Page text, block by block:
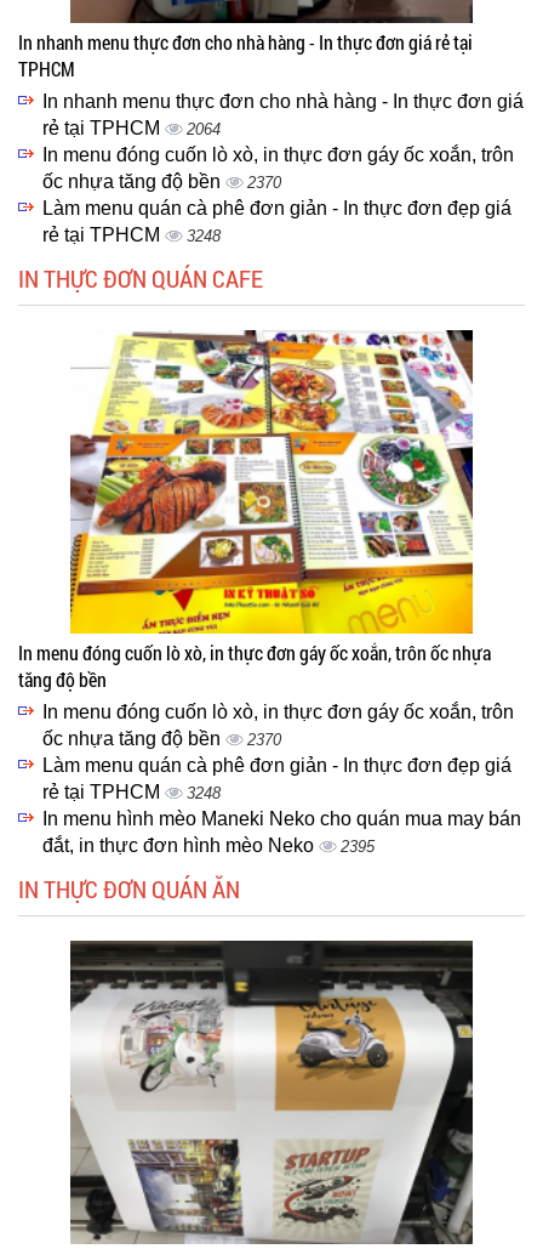
In nhanh menu thực đơn cho nhà hàng - In thực đơn giá rẻ tại
TPHCM
In nhanh menu thực đơn cho nhà hàng - In thực đơn giá
rẻ tại TPHCM
2064
In menu đóng cuốn lò xò, in thực đơn gáy ốc xoắn, trôn
ốc nhựa tăng độ bền
2370
Làm menu quán cà phê đơn giản - In thực đơn đẹp giá
rẻ tại TPHCM
3248
IN THỰC ĐƠN QUÁN CAFE
In menu đóng cuốn lò xò, in thực đơn gáy ốc xoắn, trôn ốc nhựa
tăng độ bền
In menu đóng cuốn lò xò, in thực đơn gáy ốc xoắn, trôn
ốc nhựa tăng độ bền
2370
Làm menu quán cà phê đơn giản - In thực đơn đẹp giá
rẻ tại TPHCM
3248
In menu hình mèo Maneki Neko cho quán mua may bán
đắt, in thực đơn hình mèo Neko
2395
IN THỰC ĐƠN QUÁN ĂN